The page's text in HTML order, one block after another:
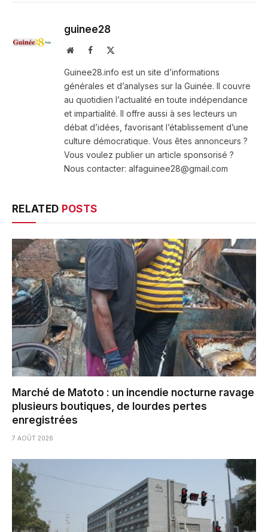
guinee28
WebsiteFacebook
Guinee28.info est un site d’informations
générales et d’analyses sur la Guinée. Il couvre
au quotidien l’actualité en toute indépendance
et impartialité. Il offre aussi à ses lecteurs un
débat d’idées, favorisant l’établissement d’une
culture démocratique. Vous êtes annonceurs ?
Vous voulez publier un article sponsorisé ?
Nous contacter: alfaguinee28@gmail.com
RELATED POSTS
Marché de Matoto : un incendie nocturne ravage
plusieurs boutiques, de lourdes pertes
enregistrées
7 AOÛT 2026